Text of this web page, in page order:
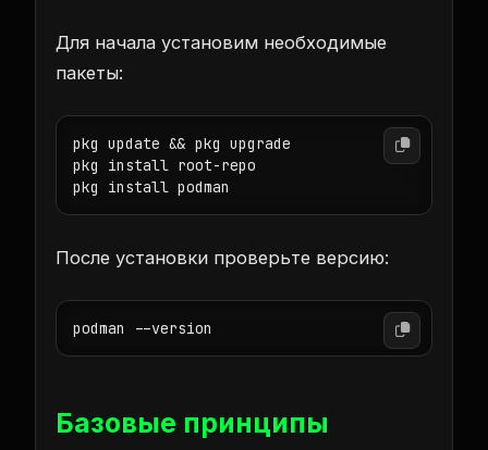
Для начала установим необходимые
пакеты:
pkg update && pkg upgrade
pkg install root-repo
После установки проверьте версию:
Базовые принципы